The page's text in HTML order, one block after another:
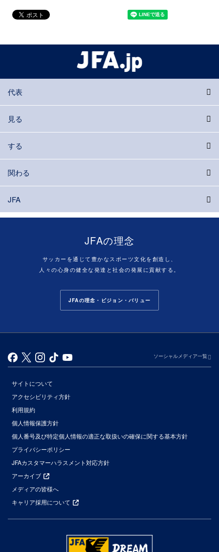
代表
見る
する
関わる
JFA
JFAの理念
サッカーを通じて豊かなスポーツ文化を創造し、
人々の心身の健全な発達と社会の発展に貢献する。
JFAの理念・ビジョン・バリュー
ソーシャルメディア一覧
サイトについて
アクセシビリティ方針
利用規約
個人情報保護方針
個人番号及び特定個人情報の適正な取扱いの確保に関する基本方針
プライバシーポリシー
JFAカスタマーハラスメント対応方針
アーカイブ
メディアの皆様へ
キャリア採用について